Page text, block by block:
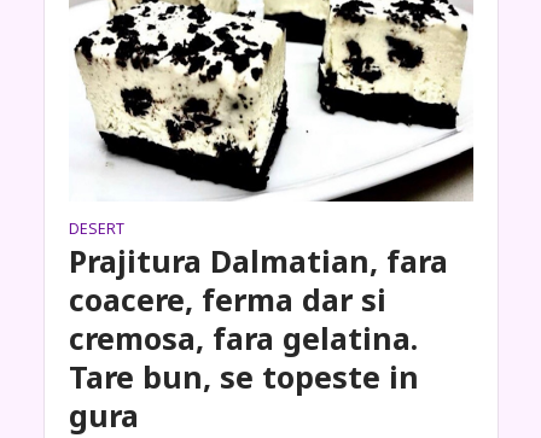
DESERT
Prajitura Dalmatian, fara
coacere, ferma dar si
cremosa, fara gelatina.
Tare bun, se topeste in
gura